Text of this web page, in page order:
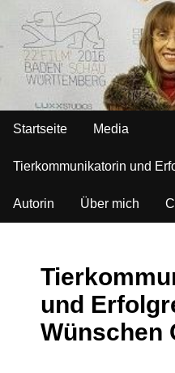
Startseite Media
Tierkommunikatorin und
Autorin Über mich
und
Wünschen